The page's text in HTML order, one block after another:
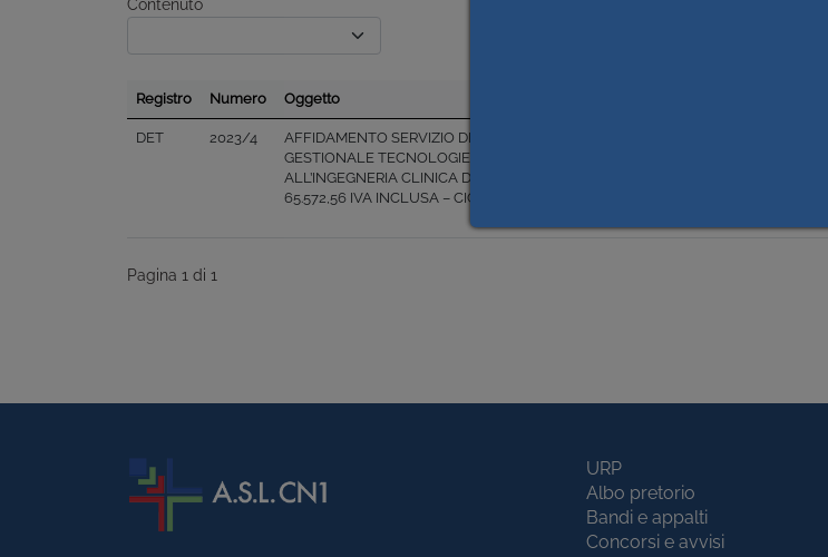
Contenuto
Registro Numero Oggetto
DET 2023/4
AFFIDAMENTO SERVIZIO DI ASSISTENZA TECNICA E MANUTENZIONE DEL
GESTIONALE TECNOLOGIE BIOMEDICHE IB / ZUCCHETTI - INFOHEALTH IN
ALL’INGEGNERIA CLINICA DELL’ASLCN1 PER IL PERIODO 2022 - 2025 – IMPORTO
65.572,56 IVA INCLUSA – CIG 9526980899.
Pagina 1 di 1
URP
Albo pretorio
Bandi e appalti
Concorsi e avvisi